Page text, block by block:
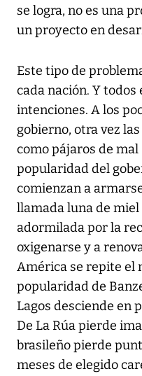
se logra, no es una
un proyecto en
Este tipo de
cada nación. Y todos
intenciones. A los
gobierno, otra vez
como pájaros de
popularidad del
comienzan a
llamada luna de
adormilada por la
oxigenarse y a
América se repite el
popularidad de
Lagos desciende en
De La Rúa pierde
brasileño pierde
meses de elegido